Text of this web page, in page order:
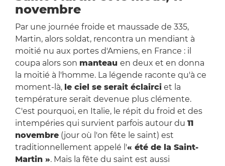
novembre
Par une journée froide et maussade de 335,
Martin, alors soldat, rencontra un mendiant à
moitié nu aux portes d'Amiens, en France : il
coupa alors son manteau en deux et en donna
la moitié à l'homme. La légende raconte qu'à ce
moment-là, le ciel se serait éclairciet la
température serait devenue plus clémente.
C'est pourquoi, en Italie, le répit du froid et des
intempéries qui survient parfois autour du 11
novembre(jour où l'on fête le saint) est
traditionnellement appelé l'« été de la Saint-
Martin ». Mais la fête du saint est aussi